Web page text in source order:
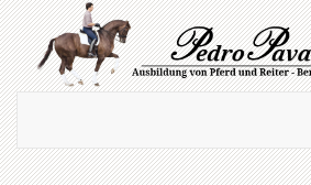
Zum
Hauptinhalt
springen